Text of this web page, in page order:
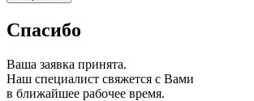
Спасибо
Ваша заявка принята.
Наш специалист свяжется с Вами
в ближайшее рабочее время.